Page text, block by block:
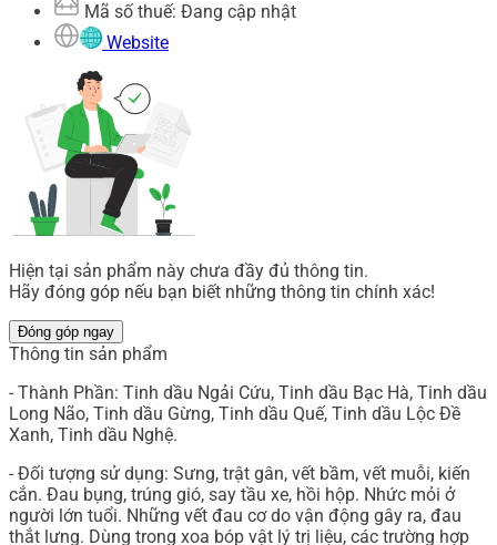
Mã số thuế: Đang cập nhật
Website
Hiện tại sản phẩm này chưa đầy đủ thông tin.
Hãy đóng góp nếu bạn biết những thông tin chính xác!
Đóng góp ngay
Thông tin sản phẩm
- Thành Phần: Tinh dầu Ngải Cứu, Tinh dầu Bạc Hà, Tinh dầu
Long Não, Tinh dầu Gừng, Tinh dầu Quế, Tinh dầu Lộc Đề
Xanh, Tinh dầu Nghệ.
- Đối tượng sử dụng: Sưng, trật gân, vết bầm, vết muỗi, kiến
cắn. Đau bụng, trúng gió, say tầu xe, hồi hộp. Nhức mỏi ở
người lớn tuổi. Những vết đau cơ do vận động gây ra, đau
thắt lưng. Dùng trong xoa bóp vật lý trị liệu, các trường hợp